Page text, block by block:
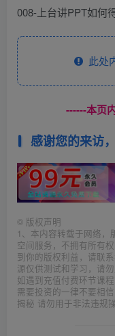
008-上台讲PPT如何
此处
------本页
感谢您的来访
© 版权声明
1、本内容转载于网络
空间服务，不拥有所有
到你的版权利益，请联
源仅供测试和学习，请
如遇到充值付费环节课
需要投资的一律不要相
揭秘 请勿用于非法违规